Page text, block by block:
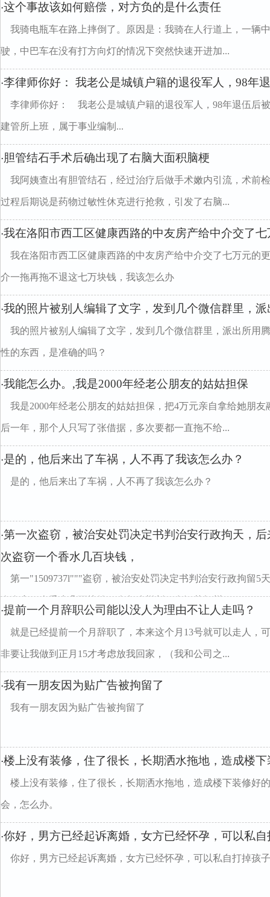
·这个事故该如何赔偿，对方负的是什么责任
我骑电瓶车在路上摔倒了。原因是：我骑在人行道上，一辆
驶，中巴车在没有打方向灯的情况下突然快速开进加...
·李律师你好： 我老公是城镇户籍的退役军人，98年退
李律师你好： 我老公是城镇户籍的退役军人，98年退伍后
建管所上班，属于事业编制...
·胆管结石手术后确出现了右脑大面积脑梗
我阿姨查出有胆管结石，经过治疗后做手术嫩内引流，术前
过程后期说是药物过敏性休克进行抢救，引发了右脑...
·我在洛阳市西工区健康西路的中友房产给中介交了
我在洛阳市西工区健康西路的中友房产给中介交了七万元的
介一拖再拖不退这七万块钱，我该怎么办
·我的照片被别人编辑了文字，发到几个微信群里，
我的照片被别人编辑了文字，发到几个微信群里，派出所用
性的东西，是准确的吗？
·我能怎么办。,我是2000年经老公朋友的姑姑担保
我是2000年经老公朋友的姑姑担保，把4万元亲自拿给她朋
后一年，那个人只写了张借据，多次要都一直拖不给...
·是的，他后来出了车祸，人不再了我该怎么办？
是的，他后来出了车祸，人不再了我该怎么办？
·第一次盗窃，被治安处罚决定书判治安行政拘天，
次盗窃一个香水几百块钱，
第一"1509737l"""盗窃，被治安处罚决定书判治安行政拘留5
次盗窃一个香水几百块钱，会怎么样判，在江苏扬州...
·提前一个月辞职公司能以没人为理由不让人走吗？
就是已经提前一个月辞职了，本来这个月13号就可以走人，
非要让我做到正月15才考虑放我回家，（我和公司之...
·我有一朋友因为贴广告被拘留了
我有一朋友因为贴广告被拘留了
·楼上没有装修，住了很长，长期洒水拖地，造成楼
楼上没有装修，住了很长，长期洒水拖地，造成楼下装修好
会，怎么办。
·你好，男方已经起诉离婚，女方已经怀孕，可以私
你好，男方已经起诉离婚，女方已经怀孕，可以私自打掉孩